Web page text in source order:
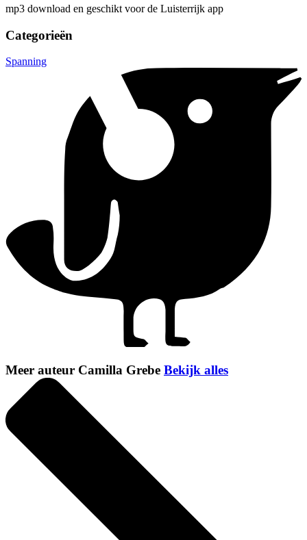
mp3 download en geschikt voor de Luisterrijk app
Categorieën
Spanning
Meer auteur Camilla Grebe Bekijk alles